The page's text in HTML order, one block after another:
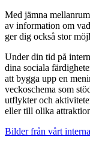
Med jämna
av information om
ger dig också stor
Under din tid på
dina sociala
att bygga upp en
veckoschema som
utflykter och
eller till olika
Bilder från vårt